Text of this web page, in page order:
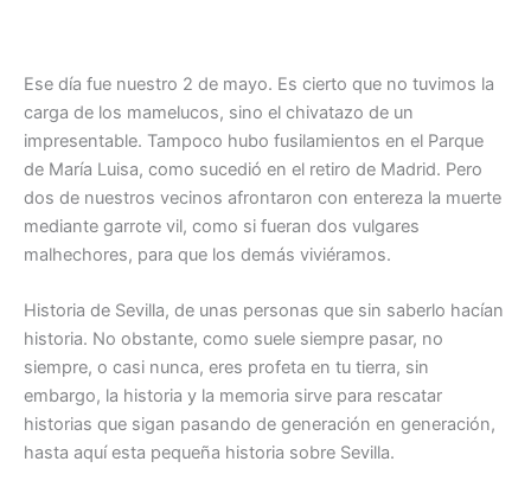
Ese día fue nuestro 2 de mayo. Es cierto que no tuvimos la
carga de los mamelucos, sino el chivatazo de un
impresentable. Tampoco hubo fusilamientos en el Parque
de María Luisa, como sucedió en el retiro de Madrid. Pero
dos de nuestros vecinos afrontaron con entereza la muerte
mediante garrote vil, como si fueran dos vulgares
malhechores, para que los demás viviéramos.
Historia de Sevilla, de unas personas que sin saberlo hacían
historia. No obstante, como suele siempre pasar, no
siempre, o casi nunca, eres profeta en tu tierra, sin
embargo, la historia y la memoria sirve para rescatar
historias que sigan pasando de generación en generación,
hasta aquí esta pequeña historia sobre Sevilla.